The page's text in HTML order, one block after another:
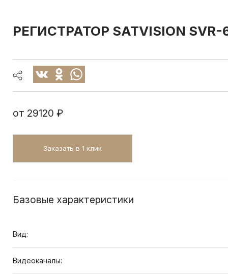
РЕГИСТРАТОР SATVISION SVR-
от 29120 ₽
Заказать в 1 клик
Базовые характеристики
Вид:
Видеоканалы: